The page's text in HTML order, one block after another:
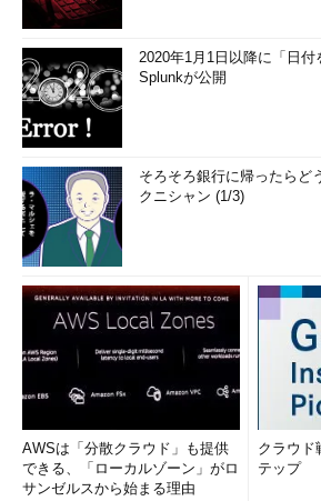
VCP310：VMware Certified
詳しくは
Citrix XenServer～大規
想化プラットフォーム
2020年1月1日以降に「日付
Splunkが公開
そろそろ銀行に帰ったら
クニシャン (1/3)
AWSは「分散クラウド」も提供
できる、「ローカルゾーン」がロ
サンゼルスから始まる理由
クラウド
テップ